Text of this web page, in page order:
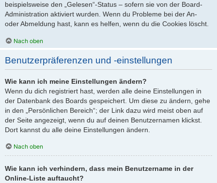
beispielsweise den „Gelesen“-Status – sofern sie von der Board-
Administration aktiviert wurden. Wenn du Probleme bei der An-
oder Abmeldung hast, kann es helfen, wenn du die Cookies löscht.
Nach oben
Benutzerpräferenzen und -einstellungen
Wie kann ich meine Einstellungen ändern?
Wenn du dich registriert hast, werden alle deine Einstellungen in
der Datenbank des Boards gespeichert. Um diese zu ändern, gehe
in den „Persönlichen Bereich“; der Link dazu wird meist oben auf
der Seite angezeigt, wenn du auf deinen Benutzernamen klickst.
Dort kannst du alle deine Einstellungen ändern.
Nach oben
Wie kann ich verhindern, dass mein Benutzername in der
Online-Liste auftaucht?